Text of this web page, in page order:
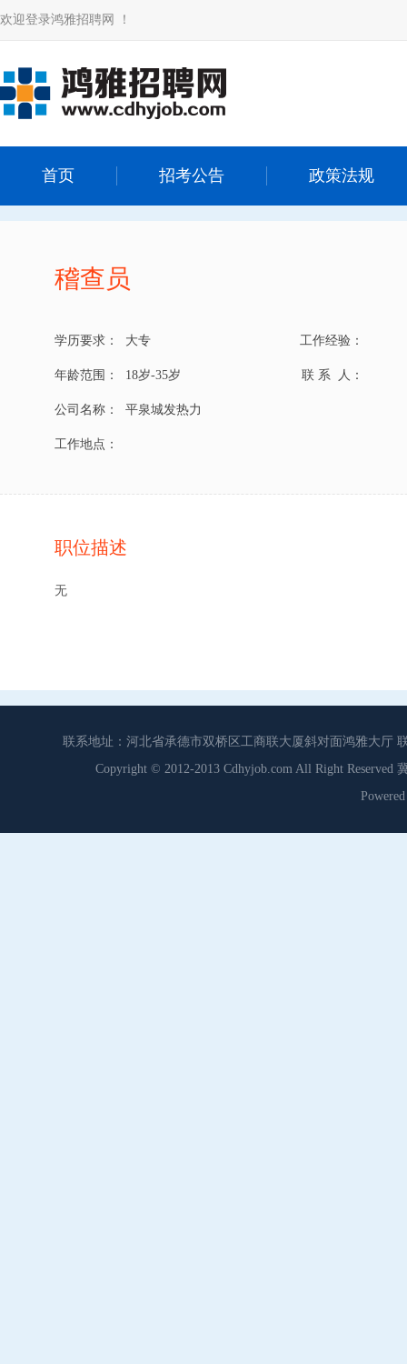
欢迎登录鸿雅招聘网 ！
首页 招考公告 政策法规
稽查员
学历要求： 大专 工作经验：
年龄范围： 18岁-35岁 联 系 人：
公司名称： 平泉城发热力
工作地点：
职位描述
无
联系地址：河北省承德市双桥区工商联大厦斜对面鸿雅大厅
Copyright © 2012-2013 Cdhyjob.com All Right Reserved